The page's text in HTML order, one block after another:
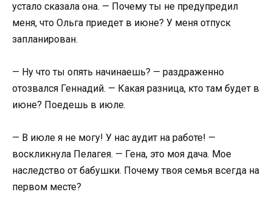
устало сказала она. — Почему ты не предупредил
меня, что Ольга приедет в июне? У меня отпуск
запланирован.
— Ну что ты опять начинаешь? — раздраженно
отозвался Геннадий. — Какая разница, кто там будет в
июне? Поедешь в июле.
— В июле я не могу! У нас аудит на работе! —
воскликнула Пелагея. — Гена, это моя дача. Мое
наследство от бабушки. Почему твоя семья всегда на
первом месте?